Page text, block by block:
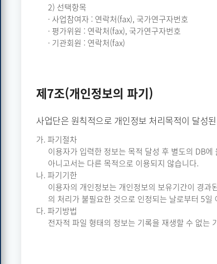
2) 선택항목
· 사업참여자 : 연락처(fax), 국가연구자번호
· 평가위원 : 연락처(fax), 국가연구자번호
· 기관회원 : 연락처(fax)
제7조(개인정보의 파기)
사업단은 원칙적으로 개인정보 처리목적이 달성
가. 파기절차
이용자가 입력한 정보는 목적 달성 후 별도의 DB
아니고서는 다른 목적으로 이용되지 않습니다.
나. 파기기한
이용자의 개인정보는 개인정보의 보유기간이 경
의 처리가 불필요한 것으로 인정되는 날로부터 5
다. 파기방법
전자적 파일 형태의 정보는 기록을 재생할 수 없는